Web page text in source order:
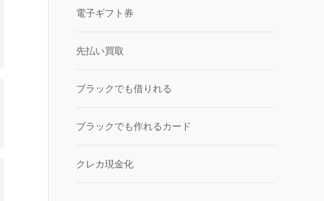
電子ギフト券
先払い買取
ブラックでも借りれる
ブラックでも作れるカード
クレカ現金化